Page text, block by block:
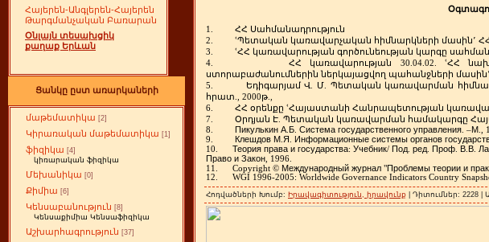
Հայերեն-Անգլերեն-Հայերեն
Թարգմանչական Բառարան
Օնլայն տեսախցիկ
քաղաք Երևան
Ցանկը ըստ առարկաների
մաթեմատիկա [2]
Կիրառական մաթեմատիկա [1]
ֆիզիկա [4]
կիռարական ֆիզիկա
Մեխանիկա [0]
Քիմիա [6]
Կենսաբանություն [8]
Կենսաքիմիա Կենսաֆիզիկա
Աշխարհագրություն [37]
1. ՀՀ Սահմանադրություն
2. ՙՊետական կառավարչական հիմնարկների մասին՚
3. ՙՀՀ կառավարության գործունեության կարգը
4. ՀՀ կառավարության 30.04.02. ՙՀՀ
ստորաբաժանումներին ներկայացվող պահանջների մասին՚
5. Եդիգարյամ Վ Մ Պետական կառավարման
հրատ ., 2000թ.,
6.
ՀՀ օրենքը ՙՀայաստանի Հանրապետության
7.
Օրդյան Է Պետական կառավարման համակարգը
8.
Пикулькин А Б Система государственного управления . –М .,
9.
Клешдов М Я Информационные системы органов
10.
Теория права и государства: Учебник/ Под ред Проф В В
Право и Закон , 1996.
11.
Copyright © Международный журнал "Проблемы теории и
12.
WGI 1996-2005: Worldwide Governance Indicators Country
Հոդվածների Խումբ: Իրավագիտություն, իրավունք | Դիտումներ: 2228 |